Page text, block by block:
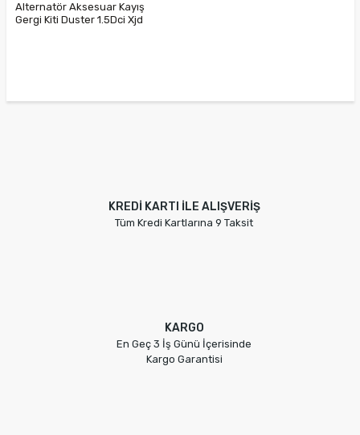
Alternatör Aksesuar Kayış
Gergi Kiti Duster 1.5Dci Xjd
KREDİ KARTI İLE ALIŞVERİŞ
Tüm Kredi Kartlarına 9 Taksit
KARGO
En Geç 3 İş Günü İçerisinde
Kargo Garantisi